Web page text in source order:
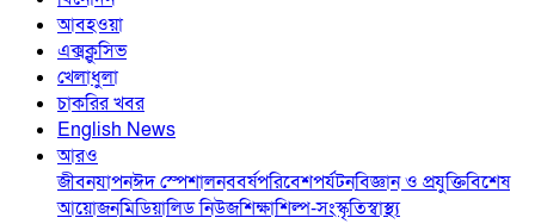
আবহওয়া
এক্সক্লুসিভ
খেলাধুলা
চাকরির খবর
English News
আরও
জীবনযাপনঈদ স্পেশালনববর্ষপরিবেশপর্যটনবিজ্ঞান ও প্রযুক্তিবিশেষ
আয়োজনমিডিয়ালিড নিউজশিক্ষাশিল্প-সংস্কৃতিস্বাস্থ্য